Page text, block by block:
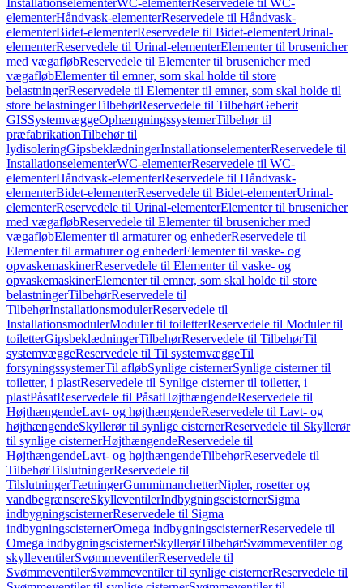
InstallationselementerWC-elementerReservedele til WC-
elementerHåndvask-elementerReservedele til Håndvask-
elementerBidet-elementerReservedele til Bidet-elementerUrinal-
elementerReservedele til Urinal-elementerElementer til brusenicher
med vægafløbReservedele til Elementer til brusenicher med
vægafløbElementer til emner, som skal holde til store
belastningerReservedele til Elementer til emner, som skal holde til
store belastningerTilbehørReservedele til TilbehørGeberit
GISSystemvæggeOphængningssystemerTilbehør til
præfabrikationTilbehør til
lydisoleringGipsbeklædningerInstallationselementerReservedele til
InstallationselementerWC-elementerReservedele til WC-
elementerHåndvask-elementerReservedele til Håndvask-
elementerBidet-elementerReservedele til Bidet-elementerUrinal-
elementerReservedele til Urinal-elementerElementer til brusenicher
med vægafløbReservedele til Elementer til brusenicher med
vægafløbElementer til armaturer og enhederReservedele til
Elementer til armaturer og enhederElementer til vaske- og
opvaskemaskinerReservedele til Elementer til vaske- og
opvaskemaskinerElementer til emner, som skal holde til store
belastningerTilbehørReservedele til
TilbehørInstallationsmodulerReservedele til
InstallationsmodulerModuler til toiletterReservedele til Moduler til
toiletterGipsbeklædningerTilbehørReservedele til TilbehørTil
systemvæggeReservedele til Til systemvæggeTil
forsyningssystemerTil afløbSynlige cisternerSynlige cisterner til
toiletter, i plastReservedele til Synlige cisterner til toiletter, i
plastPåsatReservedele til PåsatHøjthængendeReservedele til
HøjthængendeLavt- og højthængendeReservedele til Lavt- og
højthængendeSkyllerør til synlige cisternerReservedele til Skyllerør
til synlige cisternerHøjthængendeReservedele til
HøjthængendeLavt- og højthængendeTilbehørReservedele til
TilbehørTilslutningerReservedele til
TilslutningerTætningerGummimanchetterNipler, rosetter og
vandbegrænsereSkylleventilerIndbygningscisternerSigma
indbygningscisternerReservedele til Sigma
indbygningscisternerOmega indbygningscisternerReservedele til
Omega indbygningscisternerSkyllerørTilbehørSvømmeventiler og
skylleventilerSvømmeventilerReservedele til
SvømmeventilerSvømmeventiler til synlige cisternerReservedele til